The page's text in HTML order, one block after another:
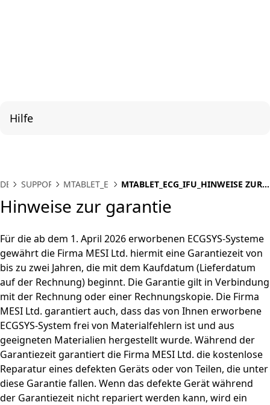
Hilfe
DE SUPPORT MTABLET_ECG MTABLET_ECG_IFU_HINWEISE ZUR
Hinweise zur garantie
Für die ab dem 1. April 2026 erworbenen ECGSYS-Systeme
gewährt die Firma MESI Ltd. hiermit eine Garantiezeit von
bis zu zwei Jahren, die mit dem Kaufdatum (Lieferdatum
auf der Rechnung) beginnt. Die Garantie gilt in Verbindung
mit der Rechnung oder einer Rechnungskopie. Die Firma
MESI Ltd. garantiert auch, dass das von Ihnen erworbene
ECGSYS-System frei von Materialfehlern ist und aus
geeigneten Materialien hergestellt wurde. Während der
Garantiezeit garantiert die Firma MESI Ltd. die kostenlose
Reparatur eines defekten Geräts oder von Teilen, die unter
diese Garantie fallen. Wenn das defekte Gerät während
der Garantiezeit nicht repariert werden kann, wird ein